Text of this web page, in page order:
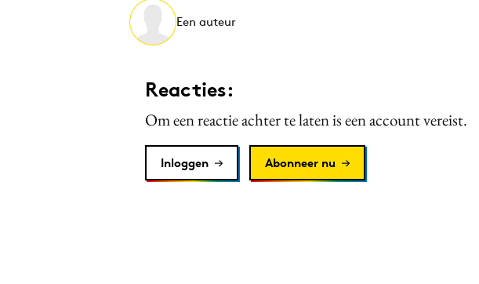
Een auteur
Reacties:
Om een reactie achter te laten is een account vereist.
Inloggen Abonneer nu